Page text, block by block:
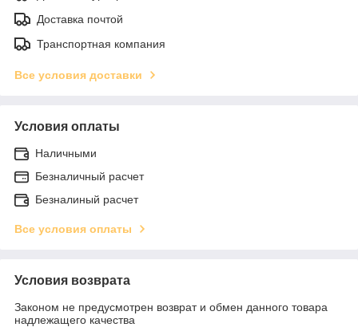
Доставка почтой
Транспортная компания
Все условия доставки
Условия оплаты
Наличными
Безналичный расчет
Безналиный расчет
Все условия оплаты
Условия возврата
Законом не предусмотрен возврат и обмен данного товара
надлежащего качества